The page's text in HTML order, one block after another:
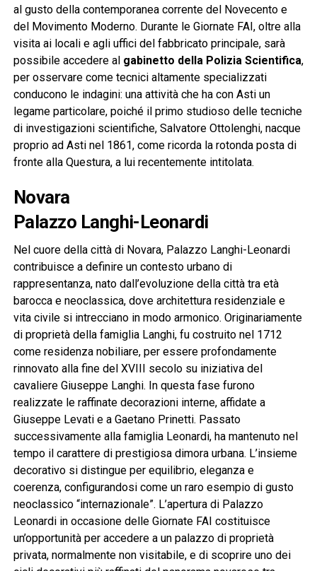
al gusto della contemporanea corrente del Novecento e
del Movimento Moderno. Durante le Giornate FAI, oltre alla
visita ai locali e agli uffici del fabbricato principale, sarà
possibile accedere al gabinetto della Polizia Scientifica,
per osservare come tecnici altamente specializzati
conducono le indagini: una attività che ha con Asti un
legame particolare, poiché il primo studioso delle tecniche
di investigazioni scientifiche, Salvatore Ottolenghi, nacque
proprio ad Asti nel 1861, come ricorda la rotonda posta di
fronte alla Questura, a lui recentemente intitolata.
Novara
Palazzo Langhi-Leonardi
Nel cuore della città di Novara, Palazzo Langhi-Leonardi
contribuisce a definire un contesto urbano di
rappresentanza, nato dall’evoluzione della città tra età
barocca e neoclassica, dove architettura residenziale e
vita civile si intrecciano in modo armonico. Originariamente
di proprietà della famiglia Langhi, fu costruito nel 1712
come residenza nobiliare, per essere profondamente
rinnovato alla fine del XVIII secolo su iniziativa del
cavaliere Giuseppe Langhi. In questa fase furono
realizzate le raffinate decorazioni interne, affidate a
Giuseppe Levati e a Gaetano Prinetti. Passato
successivamente alla famiglia Leonardi, ha mantenuto nel
tempo il carattere di prestigiosa dimora urbana. L’insieme
decorativo si distingue per equilibrio, eleganza e
coerenza, configurandosi come un raro esempio di gusto
neoclassico “internazionale”. L’apertura di Palazzo
Leonardi in occasione delle Giornate FAI costituisce
un’opportunità per accedere a un palazzo di proprietà
privata, normalmente non visitabile, e di scoprire uno dei